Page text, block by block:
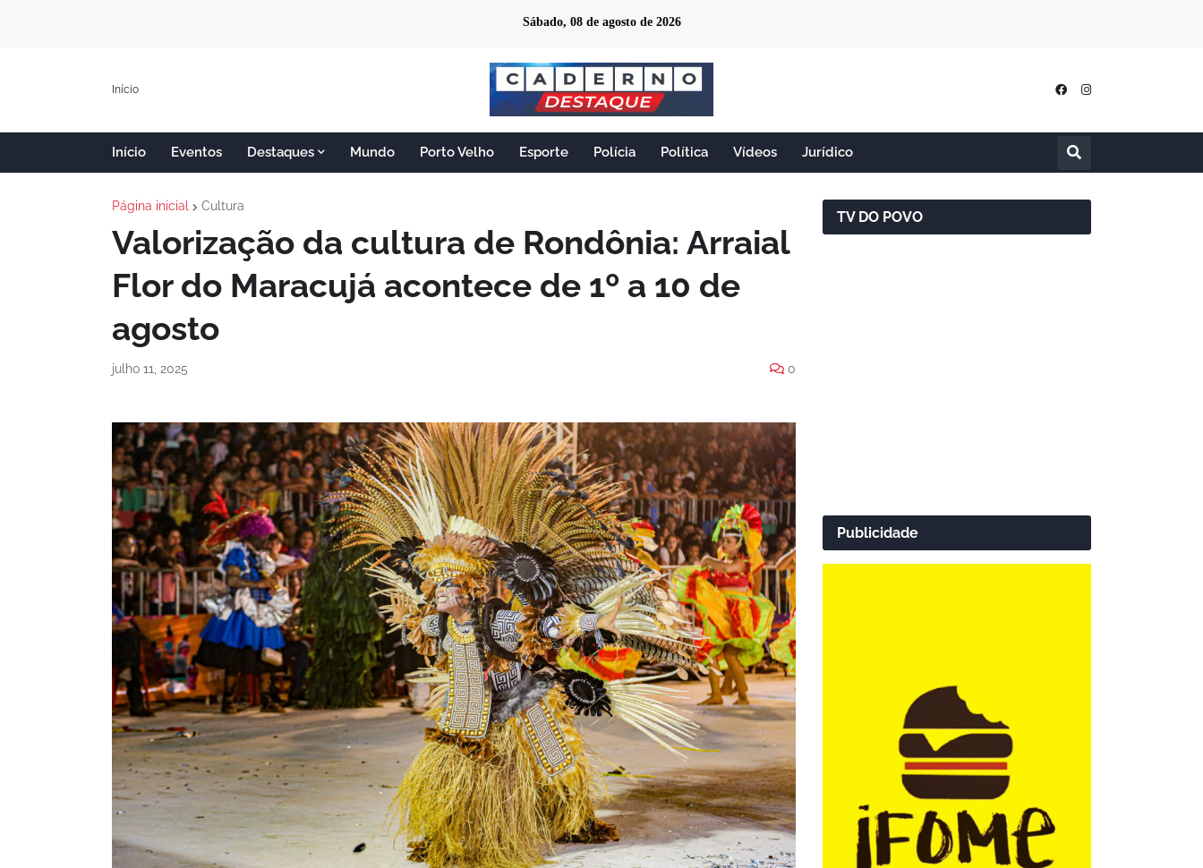
Sábado, 08 de agosto de 2026
Início
Início Eventos Destaques Mundo Porto Velho Esporte Polícia Política Vídeos Jurídico
Página inicial Cultura
Valorização da cultura de Rondônia: Arraial
Flor do Maracujá acontece de 1º a 10 de
agosto
julho 11, 2025 0
TV DO POVO
Publicidade